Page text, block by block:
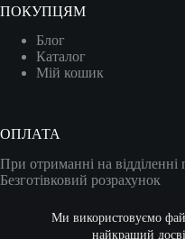
Ми використовуємо
найкращий
ПОКУПЦЯМ
Блог
Каталог
Мій кошик
ОПЛАТА
При отриманні на
Безготівковий розрахунок